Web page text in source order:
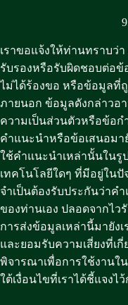
เราขอแจ้งให้ท่านทราบว่า
รับรองหรือรับผิดชอบต่อข้
ไม่ได้ร้องขอ หรือข้อมูลที่
ภายนอก ข้อมูลดังกล่าวอ
ความเป็นส่วนตัวหรือข้อก
คำแนะนำหรือข้อเสนอมา
ใช้คำแนะนำเหล่านั้นในรู
เทคโนโลยีใดๆ ที่มีอยู่ใน
จำเป็นต้องรับประกันว่าค
ของท่านเอง ปลอดจากไ
การส่งข้อมูลเหล่านี้มายัง
และยอมรับความเสี่ยงที่เ
พิจารณาเพื่อการใช้งานใ
ใต้เงื่อนไขที่เราได้ชี้แจงไ